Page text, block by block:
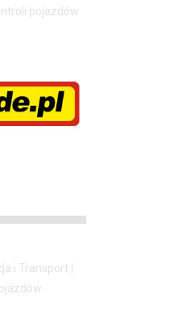
pojazdów
i Transport